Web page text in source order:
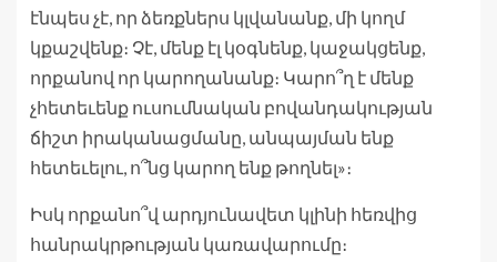
էնպես չէ, որ ձեռքներս կլվանանք, մի կողմ
կքաշվենք։ Չէ, մենք էլ կօգնենք, կաջակցենք,
որքանով որ կարողանանք։ Կարո՞ղ է մենք
չհետեւենք ուսումնական բովանդակության
ճիշտ իրականացմանը, անպայման ենք
հետեւելու, ո՞նց կարող ենք թողնել»։
Իսկ որքանո՞վ արդյունավետ կլինի հեռվից
հանրակրթության կառավարումը։